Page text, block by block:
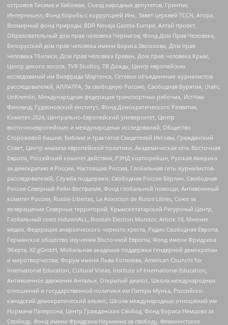
островов Тисима и Хабомаи, Съезд народных депутатов, Гринпис
Интернешнл, Фонд борьбы с коррупцией Инк, Завет церквей TCCN, Агора,
Всемирный фонд природы, BDR Novaja Gazeta-Europe, Алтай проект,
Образовательный дом прав человека Чернигов, Фонд Дом Прав Человека,
Белорусский дом прав человека имени Бориса Звозскова, Дом прав
человека Тбилиси, Дом прав человека Ереван, Дом прав человека Крым,
Центр дикого лосося, TVR Studios, ТВ Дождь, Центр европейских
исследований им Вилфрида Мартенса, Сетевое объединение журналистов
расследователей, АЛЛАТРА, За свободную Россию, Свободная Бурятия, Uralic,
UnKremlin, Международная федерация транспортных рабочих, ИстЧам
Финланд, Гудзоновский институт, Фонд Демократического Развития,
Комитет-2024, Центрально-Европейский университет, Центр
восточноевропейских и международных исследований, Общество
Сторожевой башни, Библии и трактатов Свидетелей Иеговы, Гражданский
Совет, Центр анализа европейской политики, Академическая сеть Восточная
Европа, Российский комитет действия, РЭНД корпорейшн, Русская Америка
за демократию в России, Настоящая Россия, Глобальная сеть журналистов-
расследователей, Служба поддержки, Свободная Россия Берлин, Свободная
Россия Северный Рейн-Вестфалия, Фонд глобальной помощи, Антивоенный
комитет России, Russie-Libertes, La Asocicion de Rusos Libres, Союз за
возвращение Северных территорий, Крымскотатарский Ресурсный Центр,
Глобальный союз IndustriALL, Russian Election Monitor, Article 19, Мнение
медиа, Федерация анархического черного креста, Радио Свободная Европа,
Германское общество изучения Восточной Европы, Фонд имени Фридриха
Эберта, XZ gGmbH, Мобильная академия поддержки гендерной демократии
и миротворчества, Форум имени Льва Копелева, American Councils for
International Education, Cultural Vistas, Institute of International Education,
Антивоенное движение Антальи, Открытый диалог, Школа международных
отношений и государственной политики им Питера Мунка, Российско-
канадский демократический альянс, Школа международных отношений им
Нормана Патерсона, Центр Гражданских Свобод, Фонд Бориса Немцова за
Свободу, Фонд имени Фридриха Науманна за свободу, Феминистское